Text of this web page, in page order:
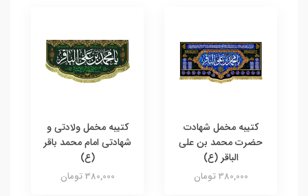
کتیبه مخمل شهادت
حضرت محمد بن علی
الباقر (ع)
380,000 تومان
کتیبه مخمل ولادتی و
شهادتی امام محمد باقر
(ع)
380,000 تومان